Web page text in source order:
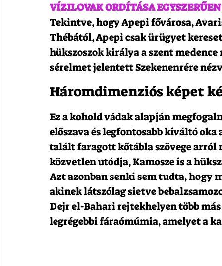
VÍZILOVAK ORDÍTÁSA
Tekintve, hogy Apepi fővárosa,
Thébától, Apepi csak ürügyet
hükszoszok királya a szent
sérelmet jelentett Szekenenrére
Háromdimenziós képet
Ez a kohold vádak alapján
előszava és legfontosabb kiváltó
talált faragott kőtábla szövege arról
közvetlen utódja, Kamosze is a
Azt azonban senki sem tudta,
akinek látszólag sietve
Dejr el-Bahari rejtekhelyen több
legrégebbi fáraómúmia, amelyet a